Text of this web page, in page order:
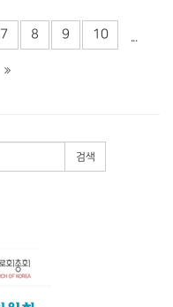
7 8 9 10
검색